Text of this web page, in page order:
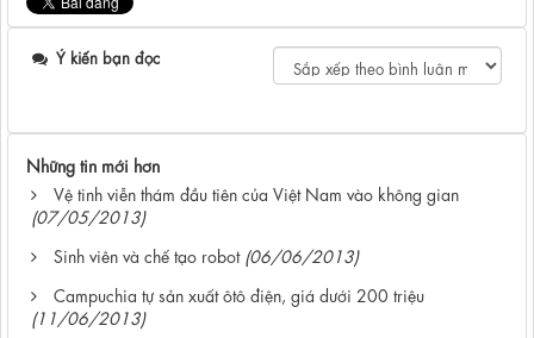
Ý kiến bạn đọc
Những tin mới hơn
Vệ tinh viễn thám đầu tiên của Việt Nam vào không gian
(07/05/2013)
Sinh viên và chế tạo robot (06/06/2013)
Campuchia tự sản xuất ôtô điện, giá dưới 200 triệu
(11/06/2013)